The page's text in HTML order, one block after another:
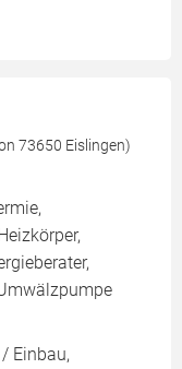
73650 Eislingen)
Einbau,